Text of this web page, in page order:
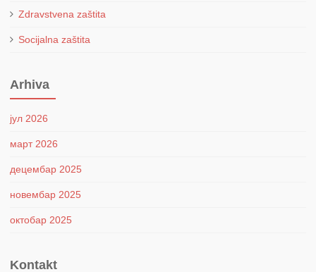
Zdravstvena zaštita
Socijalna zaštita
Arhiva
јул 2026
март 2026
децембар 2025
новембар 2025
октобар 2025
Kontakt